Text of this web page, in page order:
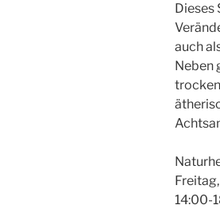
Dieses
auch
Neben
14:00-